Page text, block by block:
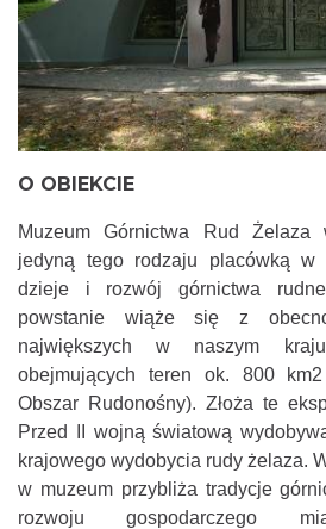
O OBIEKCIE
Muzeum Górnictwa Rud Żelaza
jedyną tego rodzaju placówką w
dzieje i rozwój górnictwa
powstanie wiąże się z
największych w naszym
obejmujących teren ok. 800
Obszar Rudonośny). Złoża te
Przed II wojną światową
krajowego wydobycia rudy żelaza.
w muzeum przybliża tradycje
rozwoju gospodarczego